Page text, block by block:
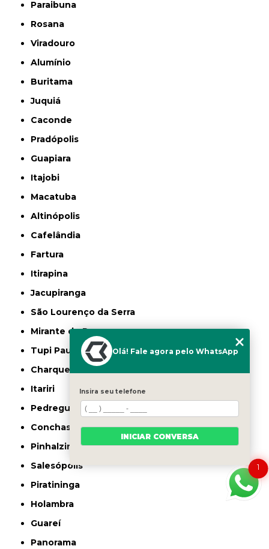
Paraibuna
Rosana
Viradouro
Alumínio
Buritama
Juquiá
Caconde
Pradópolis
Guapiara
Itajobi
Macatuba
Altinópolis
Cafelândia
Fartura
Itirapina
Jacupiranga
São Lourenço da Serra
Mirante do Paranapanema
Tupi Paulista
Charqueada
Itariri
Pedregulho
Conchas
Pinhalzinho
Salesópolis
Piratininga
Holambra
Guareí
Panorama
1
Olá! Fale agora pelo WhatsApp
Insira seu telefone
INICIAR CONVERSA